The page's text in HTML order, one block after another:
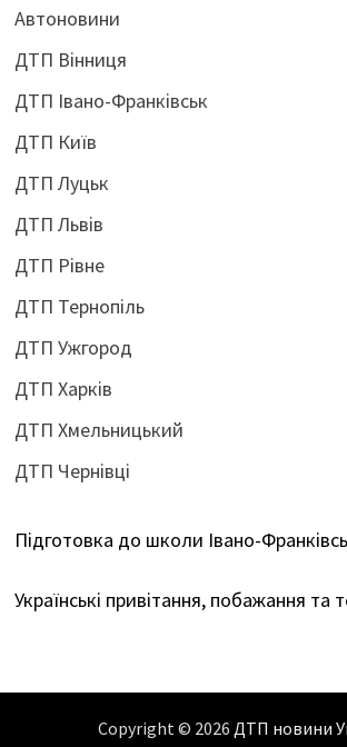
Автоновини
ДТП Вінниця
ДТП Івано-Франківськ
ДТП Київ
ДТП Луцьк
ДТП Львів
ДТП Рівне
ДТП Тернопіль
ДТП Ужгород
ДТП Харків
ДТП Хмельницький
ДТП Чернівці
Підготовка до школи Івано-
Українські привітання, побажання та
Copyright © 2026 ДТП новини